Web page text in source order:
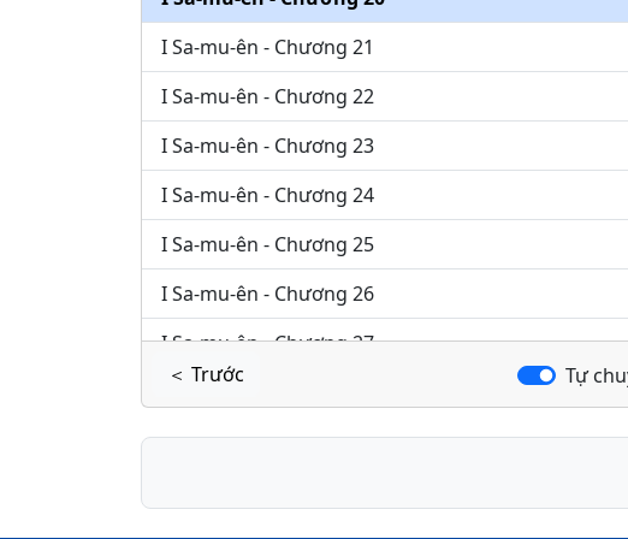
I Sa-mu-ên - Chương 21
I Sa-mu-ên - Chương 22
I Sa-mu-ên - Chương 23
I Sa-mu-ên - Chương 24
I Sa-mu-ên - Chương 25
I Sa-mu-ên - Chương 26
I Sa-mu-ên - Chương 27
I Sa-mu-ên - Chương 29
＜ Trước Tự